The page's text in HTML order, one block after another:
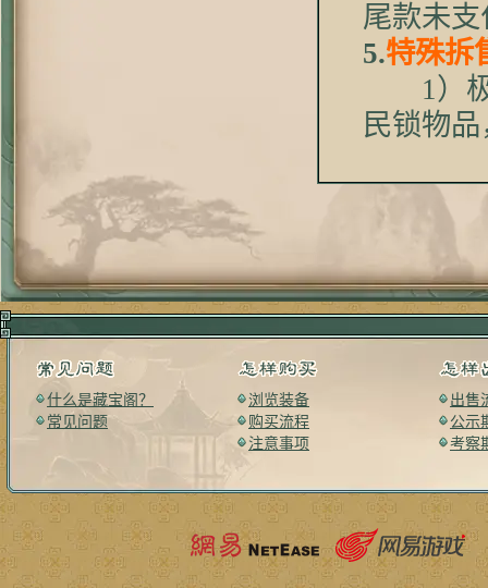
尾款未
5.特殊拆
1）极
民锁物
什么是藏宝阁？
常见问题
浏览装备
购买流程
注意事项
出售
公示
考察